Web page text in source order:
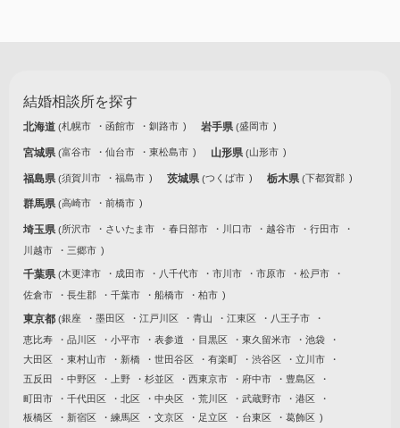
結婚相談所を探す
北海道 札幌市 函館市 釧路市 岩手県 盛岡市
宮城県 富谷市 仙台市 東松島市 山形県 山形市
福島県 須賀川市 福島市 茨城県 つくば市 栃木県 下都賀郡
群馬県 高崎市 前橋市
埼玉県 所沢市 さいたま市 春日部市 川口市 越谷市
行田市
川越市
三郷市
千葉県 木更津市 成田市 八千代市 市川市 市原市
松戸市
佐倉市
長生郡 千葉市 船橋市 柏市
東京都 銀座 墨田区 江戸川区 青山 江東区
八王子市
恵比寿
品川区 小平市 表参道 目黒区 東久留米市
池袋
大田区
東村山市 新橋 世田谷区 有楽町 渋谷区
立川市
五反田
中野区 上野 杉並区 西東京市 府中市
豊島区
町田市
千代田区 北区 中央区 荒川区 武蔵野市
港区
板橋区
新宿区 練馬区 文京区 足立区 台東区 葛飾区